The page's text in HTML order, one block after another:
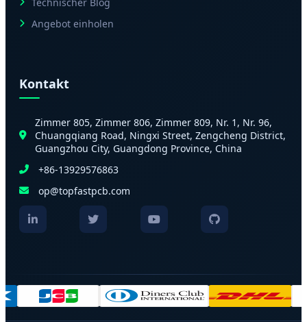
Angebot einholen
Kontakt
Zimmer 805, Zimmer 806, Zimmer 809, Nr. 1, Nr. 96,
Chuangqiang Road, Ningxi Street, Zengcheng District,
Guangzhou City, Guangdong Province, China
+86-13929576863
op@topfastpcb.com